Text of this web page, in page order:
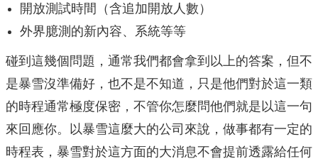
開放測試時間（含追加開放人數）
外界臆測的新內容、系統等等
碰到這幾個問題，通常我們都會拿到以上的答案，但不
是暴雪沒準備好，也不是不知道，只是他們對於這一類
的時程通常極度保密，不管你怎麼問他們就是以這一句
來回應你。以暴雪這麼大的公司來說，做事都有一定的
時程表，暴雪對於這方面的大消息不會提前透露給任何